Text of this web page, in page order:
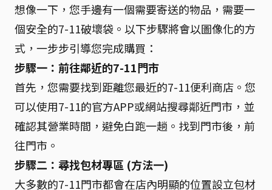
想像一下，您手邊有一個需要寄送的物品，需要一
個安全的7-11破壞袋。以下步驟將會以圖像化的方
式，一步步引導您完成購買：
步驟一：前往鄰近的7-11門市
首先，您需要找到距離您最近的7-11便利商店。您
可以使用7-11的官方APP或網站搜尋鄰近門市，並
確認其營業時間，避免白跑一趟。找到門市後，前
往門市。
步驟二：尋找包材專區 (方法一)
大多數的7-11門市都會在店內明顯的位置設立包材